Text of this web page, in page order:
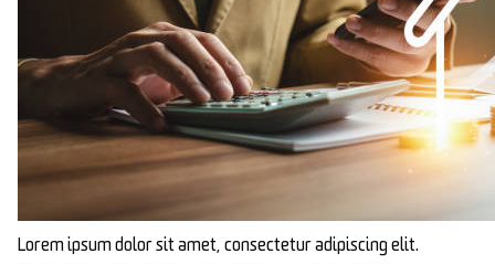
Lorem ipsum dolor sit amet, consectetur adipiscing elit.